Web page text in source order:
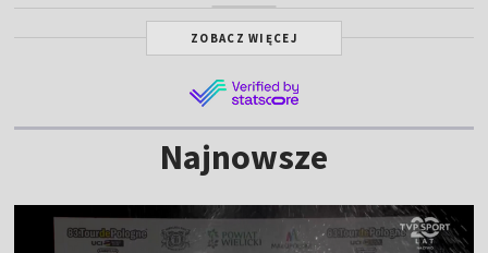
ZOBACZ WIĘCEJ
Najnowsze